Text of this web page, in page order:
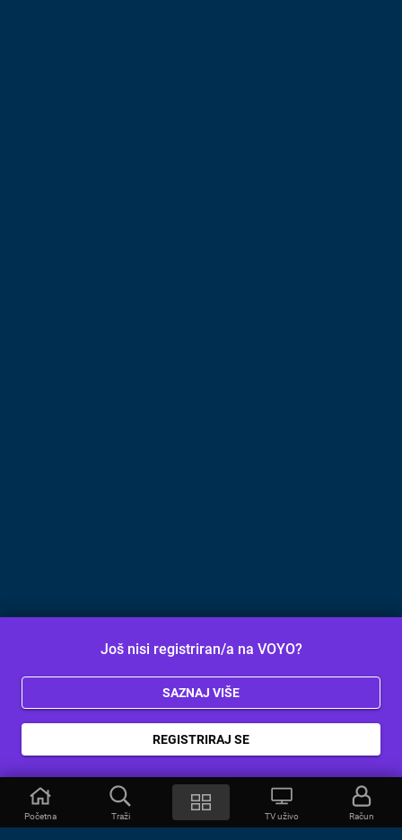
Početna Traži TV uživo Račun
Još nisi registriran/a na VOYO?
SAZNAJ VIŠE
REGISTRIRAJ SE